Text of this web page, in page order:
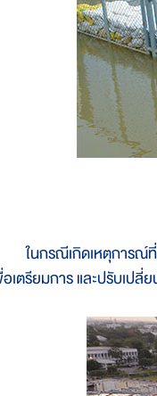
กรณีเกิดเหตุการณ์ที่จะ
เตรียมการ และปรับเป